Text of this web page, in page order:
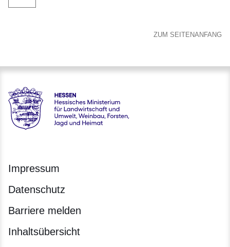
ZUM SEITENANFANG
Hessen - Hessisches Ministerium für Landwirtschaft und
Impressum
Datenschutz
Barriere melden
Inhaltsübersicht